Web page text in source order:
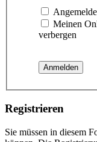
Meinen
verbergen
Registrieren
Sie müssen in diesem